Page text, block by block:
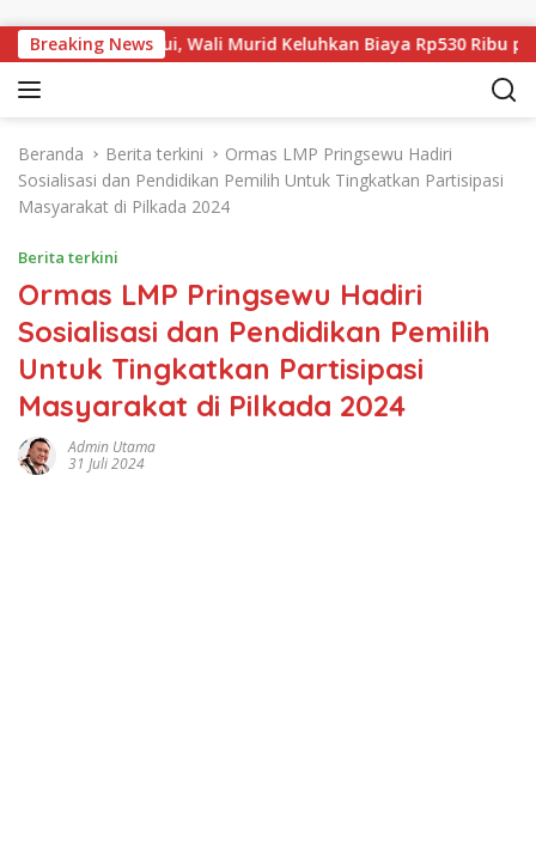
Breaking News
SDN 32 Krui, Wali Murid Keluhkan Biaya Rp530 Ribu per
Beranda Berita terkini
Ormas LMP Pringsewu Hadiri
Sosialisasi dan Pendidikan Pemilih Untuk Tingkatkan Partisipasi
Masyarakat di Pilkada 2024
Berita terkini
Ormas LMP Pringsewu Hadiri
Sosialisasi dan Pendidikan Pemilih
Untuk Tingkatkan Partisipasi
Masyarakat di Pilkada 2024
Admin Utama
31 Juli 2024